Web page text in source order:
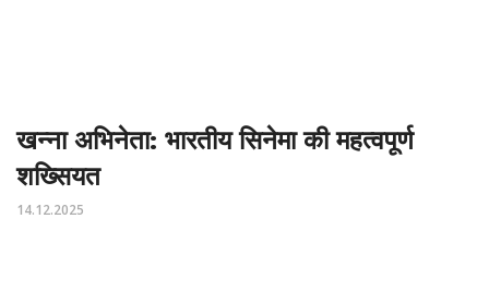
खन्ना अभिनेता: भारतीय सिनेमा की महत्वपूर्ण
शख्सियत
14.12.2025